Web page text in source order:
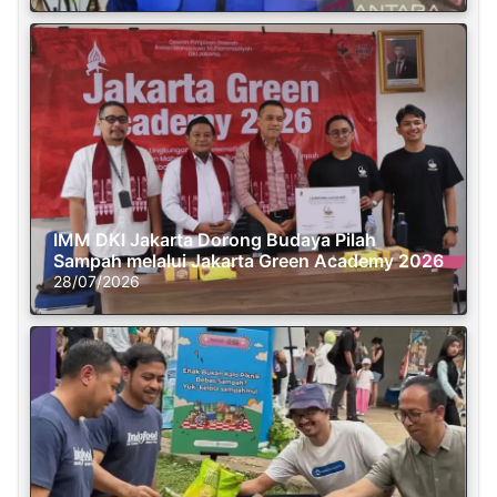
IMM DKI Jakarta Dorong Budaya Pilah
Sampah melalui Jakarta Green Academy 2026
28/07/2026